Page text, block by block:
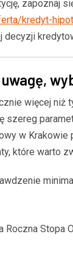
zapoznaj
kredyt-
więcej niż
szereg
w
które warto
Roczna Stopa